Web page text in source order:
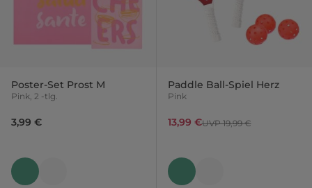
Poster-Set Prost M
Pink, 2 -tlg.
3,99 €
Paddle Ball-Spiel Herz
Pink
13,99 €UVP 19,99 €